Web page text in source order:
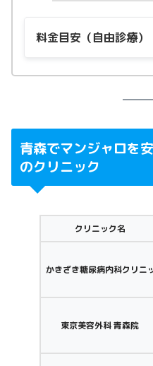
料金目安（自由診療）
マンジャロ5.0mg
マンジャロ7.5mg
青森でマンジャロを
のクリニック
クリニック名
かきざき糖尿病内科クリニ
東京美容外科 青森院